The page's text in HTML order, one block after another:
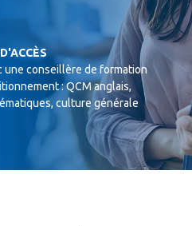
une conseillère de formation
: QCM anglais,
culture générale